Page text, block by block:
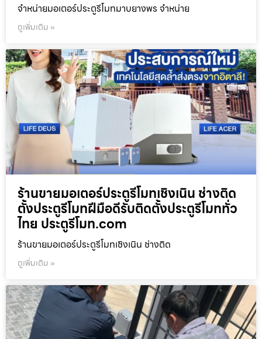
จำหน่ายมอเตอร์ประตูรีโมทมาบยางพร จำหน่าย
ดูเพิ่มเติม »
ร้านขายมอเตอร์ประตูรีโมทเชิงเนิน ช่างติด
ตั้งประตูรีโมทฝีมือดีรับติดตั้งประตูรีโมททั่ว
ไทย ประตูรีโมท.com
ร้านขายมอเตอร์ประตูรีโมทเชิงเนิน ช่างติด
ดูเพิ่มเติม »